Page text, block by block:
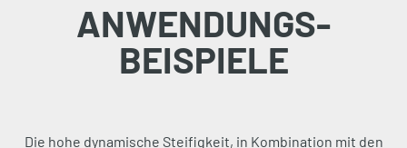
ANWENDUNGS­
BEISPIELE
Die hohe dynamische Steifigkeit, in Kombination mit den